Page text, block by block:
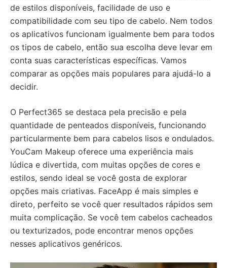
de estilos disponíveis, facilidade de uso e
compatibilidade com seu tipo de cabelo. Nem todos
os aplicativos funcionam igualmente bem para todos
os tipos de cabelo, então sua escolha deve levar em
conta suas características específicas. Vamos
comparar as opções mais populares para ajudá-lo a
decidir.
O Perfect365 se destaca pela precisão e pela
quantidade de penteados disponíveis, funcionando
particularmente bem para cabelos lisos e ondulados.
YouCam Makeup oferece uma experiência mais
lúdica e divertida, com muitas opções de cores e
estilos, sendo ideal se você gosta de explorar
opções mais criativas. FaceApp é mais simples e
direto, perfeito se você quer resultados rápidos sem
muita complicação. Se você tem cabelos cacheados
ou texturizados, pode encontrar menos opções
nesses aplicativos genéricos.